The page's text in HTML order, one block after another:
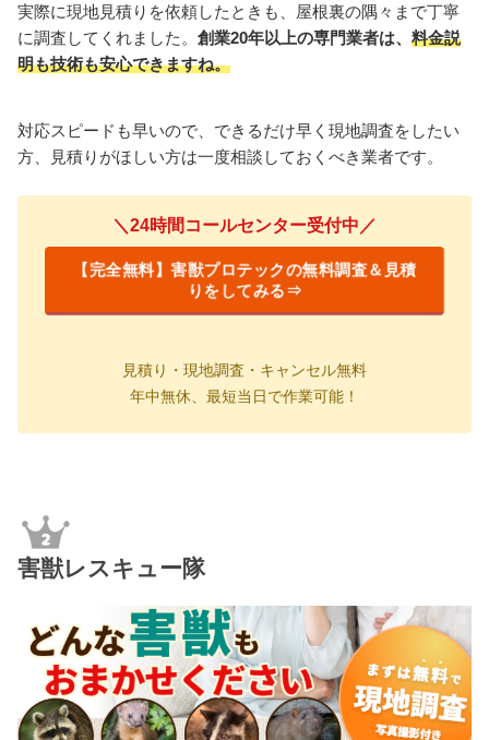
実際に現地見積りを依頼したときも、屋根裏の隅々まで丁寧
に調査してくれました。 創業20年以上の専門業者は、 料金説
明も技術も安心できますね。
対応スピードも早いので、できるだけ早く現地調査をしたい
方、見積りがほしい方は一度相談しておくべき業者です。
＼24時間コールセンター受付中／
【完全無料】害獣プロテックの無料調査＆見積
りをしてみる⇒
見積り・現地調査・キャンセル無料
年中無休、最短当日で作業可能 ！
害獣レスキュー隊